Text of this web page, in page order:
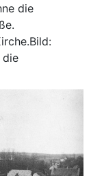
die
die